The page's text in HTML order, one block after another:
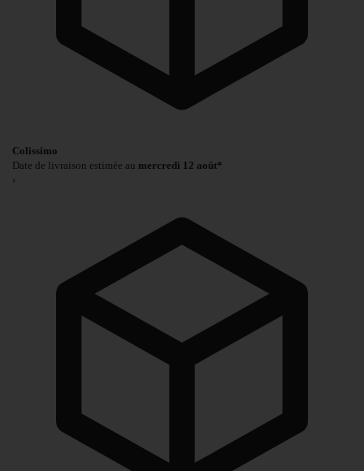
Colissimo
Date de livraison estimée au mercredi 12 août*
›